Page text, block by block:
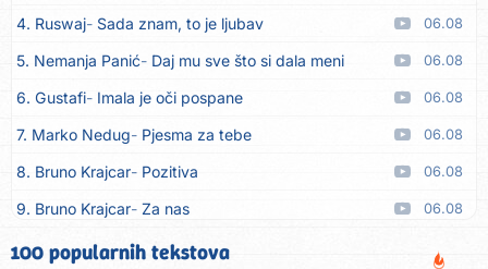
4. Ruswaj Sada znam, to je ljubav 06.08
5. Nemanja Panić Daj mu sve što si dala meni 06.08
6. Gustafi Imala je oči pospane 06.08
7. Marko Nedug Pjesma za tebe 06.08
8. Bruno Krajcar Pozitiva 06.08
9. Bruno Krajcar Za nas 06.08
10. Tereza Kesovija Da li ću moći
100 popularnih tekstova